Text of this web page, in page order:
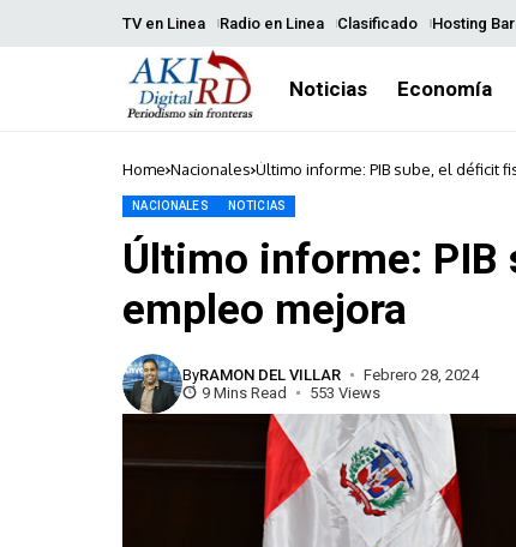
TV en Linea Radio en Linea Clasificado Hosting
Noticias Economía
Home Nacionales Último informe: PIB sube, el déficit
NACIONALES NOTICIAS
Último informe: PIB
empleo mejora
ByRAMON DEL VILLAR
Febrero 28, 2024
9 Mins Read
553 Views